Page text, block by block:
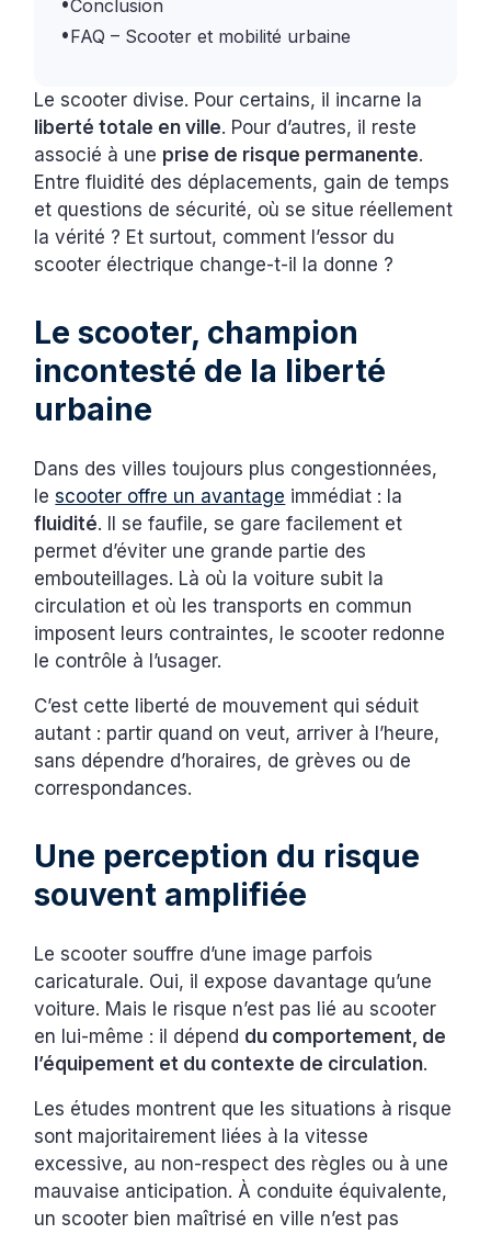
Conclusion
•FAQ – Scooter et mobilité urbaine
Le scooter divise. Pour certains, il incarne la
liberté totale en ville. Pour d’autres, il reste
associé à une prise de risque permanente.
Entre fluidité des déplacements, gain de temps
et questions de sécurité, où se situe réellement
la vérité ? Et surtout, comment l’essor du
scooter électrique change-t-il la donne ?
Le scooter, champion
incontesté de la liberté
urbaine
Dans des villes toujours plus congestionnées,
lescooter offre un avantage immédiat : la
fluidité. Il se faufile, se gare facilement et
permet d’éviter une grande partie des
embouteillages. Là où la voiture subit la
circulation et où les transports en commun
imposent leurs contraintes, le scooter redonne
le contrôle à l’usager.
C’est cette liberté de mouvement qui séduit
autant : partir quand on veut, arriver à l’heure,
sans dépendre d’horaires, de grèves ou de
correspondances.
Une perception du risque
souvent amplifiée
Le scooter souffre d’une image parfois
caricaturale. Oui, il expose davantage qu’une
voiture. Mais le risque n’est pas lié au scooter
en lui-même : il dépend du comportement, de
l’équipement et du contexte de circulation.
Les études montrent que les situations à risque
sont majoritairement liées à la vitesse
excessive, au non-respect des règles ou à une
mauvaise anticipation. À conduite équivalente,
un scooter bien maîtrisé en ville n’est pas